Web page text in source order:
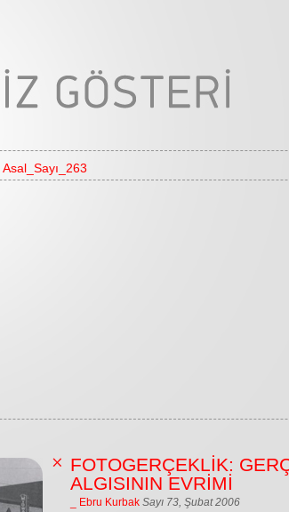
Asal_Sayı_263
FOTOGERÇEKLİK:
ALGISININ EVRİMİ
_ Ebru Kurbak Sayı 73, Şubat 2006